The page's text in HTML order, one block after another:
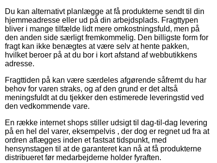
Du kan alternativt planlægge at få produkterne sendt til din
hjemmeadresse eller ud på din arbejdsplads. Fragttypen
bliver i mange tilfælde lidt mere omkostningsfuld, men på
den anden side særligt fremkommelig. Den billigste form for
fragt kan ikke benægtes at være selv at hente pakken,
hvilket beroer på at du bor i kort afstand af webbutikkens
adresse.
Fragttiden på kan være særdeles afgørende såfremt du har
behov for varen straks, og af den grund er det altså
meningsfuldt at du tjekker den estimerede leveringstid ved
den vedkommende vare.
En række internet shops stiller udsigt til dag-til-dag levering
på en hel del varer, eksempelvis , der dog er regnet ud fra at
ordren aflægges inden et fastsat tidspunkt, med
hensynstagen til at de garanteret kan nå at få produkterne
distribueret før medarbejderne holder fyraften.